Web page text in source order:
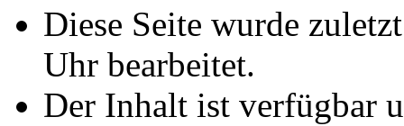
Diese Seite wurde
Uhr bearbeitet.
Der Inhalt ist verfügbar